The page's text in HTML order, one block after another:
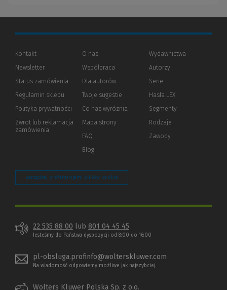
Kontakt
Newsletter
Status zamówienia
Regulamin sklepu
Polityka prywatności (Nowe
(Link
innej
Zwrot lub reklamacja
zamówienia
O nas
Współpraca
Dla autorów(Nowe
(Link
innej
strony)
Twoje sugestie
Co nas wyróżnia
Mapa strony
FAQ
Blog
Wydawnictwa
Autorzy
Serie
Hasła LEX
Segmenty
Rodzaje
Zawody
Zarządzaj preferencjami plików cookie
22 535 88 00 lub 801 04 45 45
Jesteśmy do Państwa dyspozycji od 8:00 do 16:00
pl-obsluga.profinfo@wolterskluwer.com
Na wiadomość odpowiemy możliwe jak najszybciej.
Wolters Kluwer Polska Sp. z o.o.